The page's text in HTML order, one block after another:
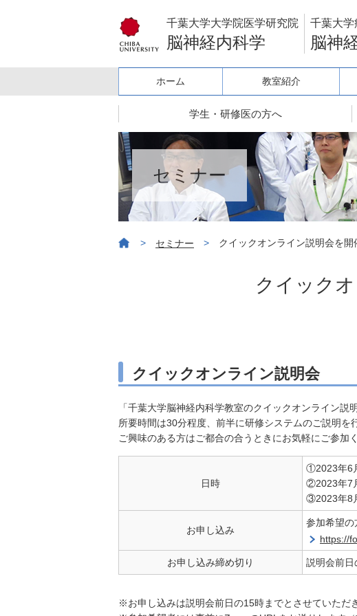
千葉大学大学院医学研究院
脳神経内科学
千葉大学
脳神
ホーム 教室紹介
学生・研修医の方へ
セミナー
> セミナー > クイックオンライン説明会を開
クイック
クイックオンライン説明会
「千葉大学脳神経内科学教室のクイックオンライン
所要時間は30分程度、前半に研修システムのご説明を
ご興味のある方はご都合の合うときにお気軽にご参加く
日時
①2023年6
②2023年7
③2023年8
お申し込み
参加希望の
https://
お申し込み締め切り 説明会前
※お申し込みは説明会前日の15時までとさせていただ